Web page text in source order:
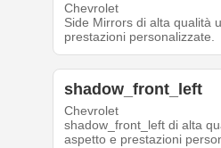
Chevrolet
Side Mirrors di alta qualità
prestazioni personalizzate.
shadow_front_left
Chevrolet
shadow_front_left di alta
aspetto e prestazioni